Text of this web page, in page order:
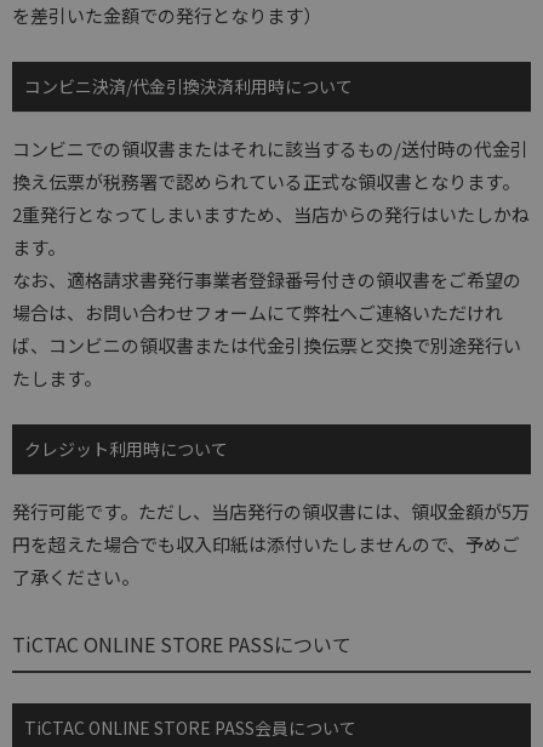
を差引いた金額での発行となります）
コンビニ決済/代金引換決済利用時について
コンビニでの領収書またはそれに該当するもの/送付時の代金引
換え伝票が税務署で認められている正式な領収書となります。
2重発行となってしまいますため、当店からの発行はいたしかね
ます。
なお、適格請求書発行事業者登録番号付きの領収書をご希望の
場合は、お問い合わせフォームにて弊社へご連絡いただけれ
ば、コンビニの領収書または代金引換伝票と交換で別途発行い
たします。
クレジット利用時について
発行可能です。ただし、当店発行の領収書には、領収金額が5万
円を超えた場合でも収入印紙は添付いたしませんので、予めご
了承ください。
TiCTAC ONLINE STORE PASSについて
TiCTAC ONLINE STORE PASS会員について